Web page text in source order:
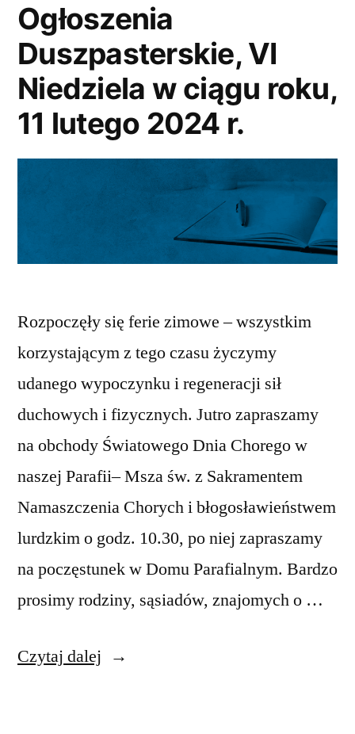
Ogłoszenia
Duszpasterskie, VI
Niedziela w ciągu roku,
11 lutego 2024 r.
Rozpoczęły się ferie zimowe – wszystkim
korzystającym z tego czasu życzymy
udanego wypoczynku i regeneracji sił
duchowych i fizycznych. Jutro zapraszamy
na obchody Światowego Dnia Chorego w
naszej Parafii– Msza św. z Sakramentem
Namaszczenia Chorych i błogosławieństwem
lurdzkim o godz. 10.30, po niej zapraszamy
na poczęstunek w Domu Parafialnym. Bardzo
prosimy rodziny, sąsiadów, znajomych o …
Czytaj dalej „Ogłoszenia